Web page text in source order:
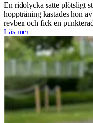
En ridolycka satte plötsligt
hoppträning kastades hon
revben och fick en
Läs mer